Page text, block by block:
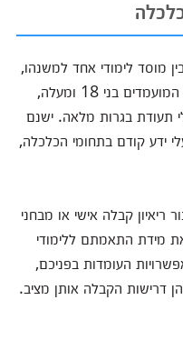
מוסד לימודי אחד למשנהו,
כאשר מרבית הקורסים דורשים כי יהיו המועמדים בני 18 ומעלה,
בעלי תעודת בגרות מלאה. ישנם
ידע קודם בתחומי הכלכלה,
ריאיון קבלה אישי או מבחני
מידת התאמתם ללימודי
העומדות בפניכם,
דרישות הקבלה אותן מציב.